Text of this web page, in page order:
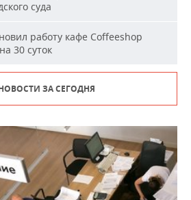
суда
работу кафе Coffeeshop
30 суток
ЗА СЕГОДНЯ